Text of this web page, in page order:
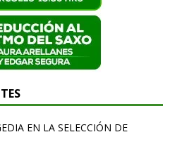
EN LA SELECCIÓN DE